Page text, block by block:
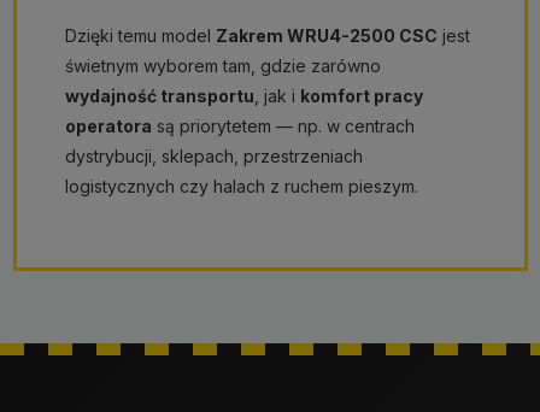
Dzięki temu model Zakrem WRU4-2500 CSC jest
świetnym wyborem tam, gdzie zarówno
wydajność transportu , jak i komfort pracy
operatora są priorytetem — np. w centrach
dystrybucji, sklepach, przestrzeniach
logistycznych czy halach z ruchem pieszym.